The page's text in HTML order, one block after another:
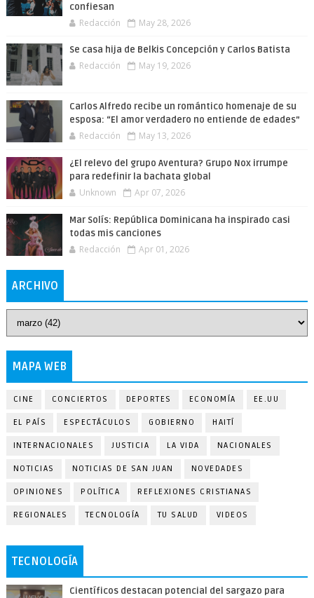
confiesan
Redacción May 28, 2026
Se casa hija de Belkis Concepción y Carlos Batista
Redacción May 19, 2026
Carlos Alfredo recibe un romántico homenaje de su
esposa: “El amor verdadero no entiende de edades”
Redacción May 13, 2026
¿El relevo del grupo Aventura? Grupo Nox irrumpe
para redefinir la bachata global
Unknown Apr 07, 2026
Mar Solís: República Dominicana ha inspirado casi
todas mis canciones
Redacción Apr 01, 2026
ARCHIVO
MAPA WEB
CINE CONCIERTOS DEPORTES ECONOMÍA EE.UU
EL PAÍS ESPECTÁCULOS GOBIERNO HAITÍ
INTERNACIONALES JUSTICIA LA VIDA NACIONALES
NOTICIAS NOTICIAS DE SAN JUAN NOVEDADES
OPINIONES POLÍTICA REFLEXIONES CRISTIANAS
REGIONALES TECNOLOGÍA TU SALUD VIDEOS
TECNOLOGÍA
Científicos destacan potencial del sargazo para